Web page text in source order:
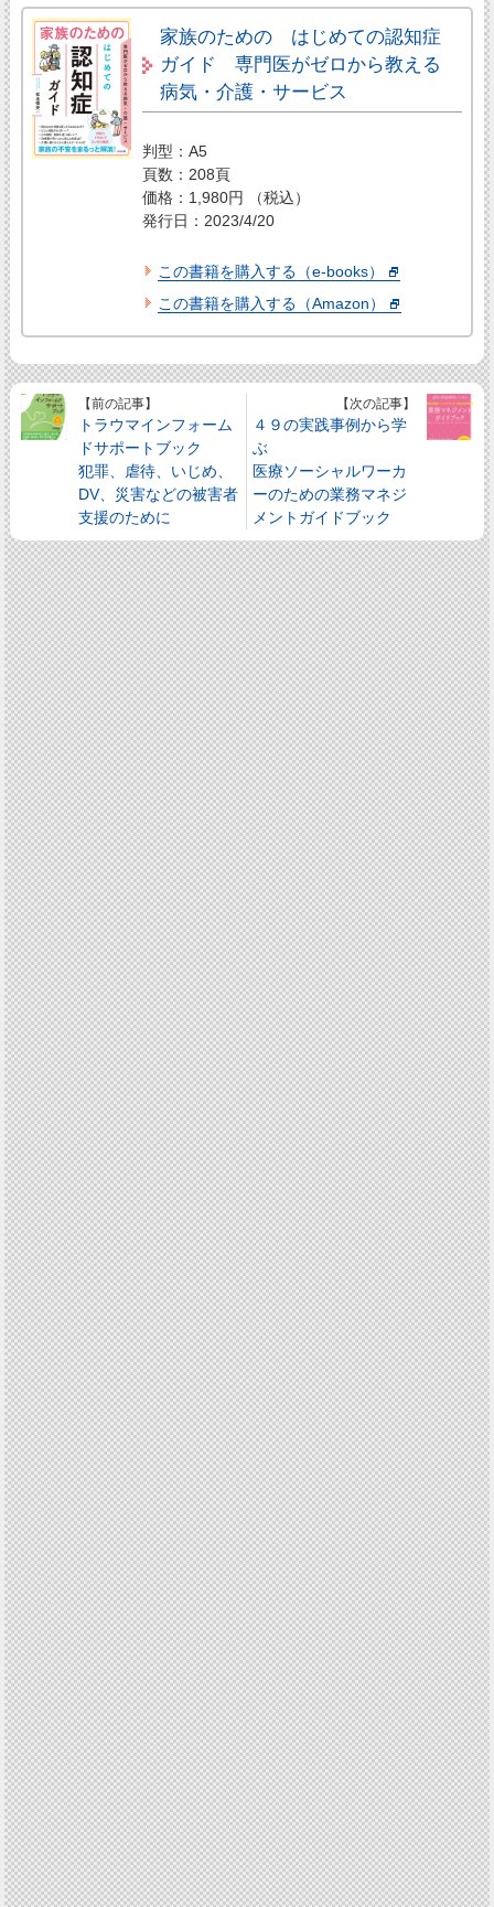
家族のための はじめての認知症
ガイド 専門医がゼロから教える
病気・介護・サービス
判型：A5
頁数：208頁
価格：1,980円 （税込）
発行日：2023/4/20
この書籍を購入する（e-books）
この書籍を購入する（Amazon）
【前の記事】
トラウマインフォーム
ドサポートブック
犯罪、虐待、いじめ、
DV、災害などの被害者
支援のために
【次の記事】
４９の実践事例から学
ぶ
医療ソーシャルワーカ
ーのための業務マネジ
メントガイドブック